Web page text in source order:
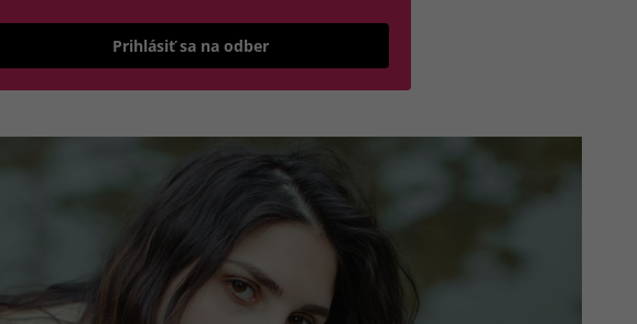
Prihlásiť sa na odber